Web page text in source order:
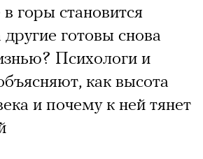
горы становится
готовы снова
Психологи и
как высота
и почему к ней тянет